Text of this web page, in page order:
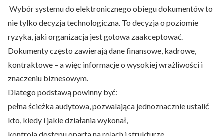
Wybór systemu do elektronicznego obiegu dokumentów to
nie tylko decyzja technologiczna. To decyzja o poziomie
ryzyka, jaki organizacja jest gotowa zaakceptować.
Dokumenty często zawierają dane finansowe, kadrowe,
kontraktowe – a więc informacje o wysokiej wrażliwości i
znaczeniu biznesowym.
Dlatego podstawą powinny być:
pełna ścieżka audytowa, pozwalająca jednoznacznie ustalić
kto, kiedy i jakie działania wykonał,
kontrola dostępu oparta na rolach i strukturze